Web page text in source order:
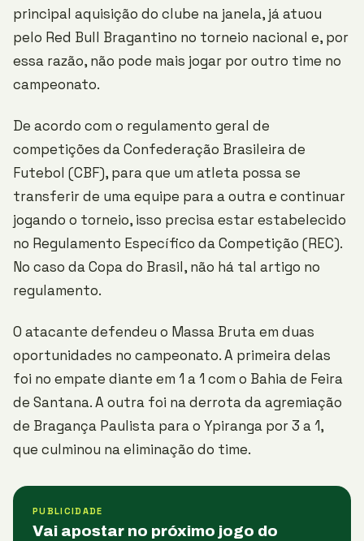
principal aquisição do clube na janela, já atuou
pelo Red Bull Bragantino no torneio nacional e, por
essa razão, não pode mais jogar por outro time no
campeonato.
De acordo com o regulamento geral de
competições da Confederação Brasileira de
Futebol (CBF), para que um atleta possa se
transferir de uma equipe para a outra e continuar
jogando o torneio, isso precisa estar estabelecido
no Regulamento Específico da Competição (REC).
No caso da Copa do Brasil, não há tal artigo no
regulamento.
O atacante defendeu o Massa Bruta em duas
oportunidades no campeonato. A primeira delas
foi no empate diante em 1 a 1 com o Bahia de Feira
de Santana. A outra foi na derrota da agremiação
de Bragança Paulista para o Ypiranga por 3 a 1,
que culminou na eliminação do time.
PUBLICIDADE
Vai apostar no próximo jogo do